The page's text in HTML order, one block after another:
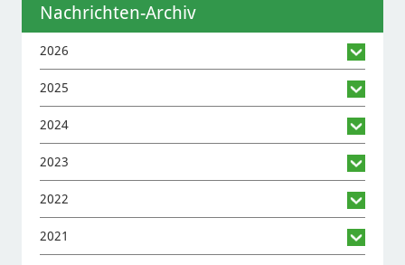
Nachrichten-Archiv
2026
2025
2024
2023
2022
2021